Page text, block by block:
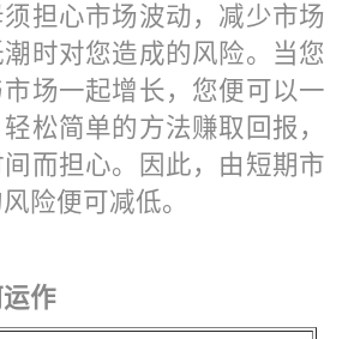
担心市场波动，减少市场
时对您造成的风险。当您
场一起增长，您便可以一
松简单的方法赚取回报，
而担心。因此，由短期市
险便可减低。
作